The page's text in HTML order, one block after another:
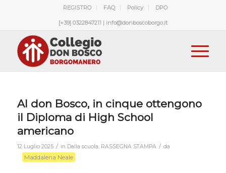
REGISTRO FAQ Policy DPO
[+39] 0322847211 | info@donboscoborgo.it
Al don Bosco, in cinque ottengono
il Diploma di High School
americano
12 Luglio 2025 / in Dalla scuola, RASSEGNA STAMPA / da
Maddalena Neale